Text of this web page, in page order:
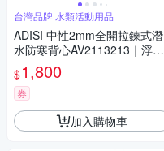
台灣品牌 水類活動用品
ADISI 中性2mm全開拉鍊式潛
水防寒背心AV2113213｜浮潛
溯溪 水上活動 UPF50+ 防曬 防
磨 防水母
$1,800
券
加入購物車